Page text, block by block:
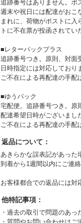
追跡番号はありません。ポ
週末や祝日には配達がおこ
まれに、荷物がポストに
トに不在票が投函されてい
■レターパックプラス
追跡番号つき。原則、対面
日時指定には対応しており
ご不在による再配達の手配
■ゆうパック
宅配便。追跡番号つき。原
配達希望日時がございまし
ご不在による再配達の手配
返品について：
あきらかな誤表記があった
到着から1週間以内にご連絡
お客様都合での返品には対
他特記事項：
・過去の取引で問題のあ